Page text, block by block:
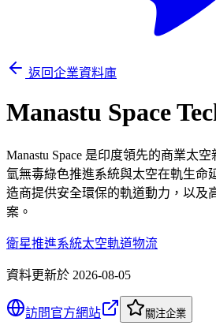
返回企業資料庫
Manastu Space
Manastu Space 是印度領先的商業太
氫無毒綠色推進系統與太空在軌生命
造商提供安全環保的軌道動力，以及
案。
衛星推進系統太空軌道物流
資料更新於 2026-08-05
訪問官方網站 關注企業